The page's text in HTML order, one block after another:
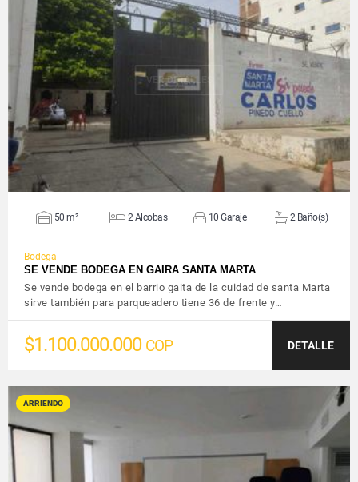
VER DETALLES
50 m² 2 Alcobas 10 Garaje 2 Baño(s)
Bodega
SE VENDE BODEGA EN GAIRA SANTA MARTA
Se vende bodega en el barrio gaita de la cuidad de santa Marta
sirve también para parqueadero tiene 36 de frente y…
$1.100.000.000 COP DETALLE
ARRIENDO